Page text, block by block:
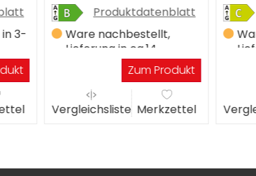
Produktdatenblatt
Ware nachbestellt,
Lieferung in ca.14
Zum Produkt
Vergleichsliste Merkzettel
Ware